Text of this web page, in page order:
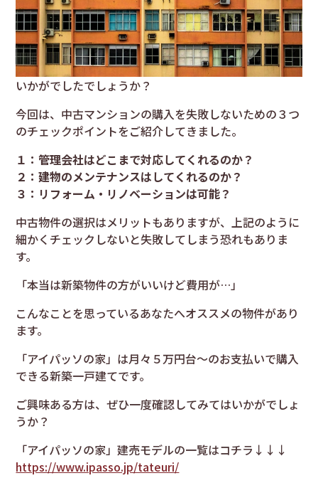
いかがでしたでしょうか？
今回は、中古マンションの購入を失敗しないための３つ
のチェックポイントをご紹介してきました。
１：管理会社はどこまで対応してくれるのか？
２：建物のメンテナンスはしてくれるのか？
３：リフォーム・リノベーションは可能？
中古物件の選択はメリットもありますが、上記のように
細かくチェックしないと失敗してしまう恐れもありま
す。
「本当は新築物件の方がいいけど費用が…」
こんなことを思っているあなたへオススメの物件があり
ます。
「アイパッソの家」は月々５万円台～のお支払いで購入
できる新築一戸建てです。
ご興味ある方は、ぜひ一度確認してみてはいかがでしょ
うか？
「アイパッソの家」建売モデルの一覧はコチラ↓↓↓
https://www.ipasso.jp/tateuri/